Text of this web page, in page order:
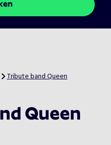
> Tribute band Queen
Queen